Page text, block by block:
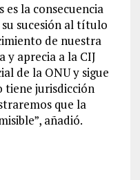
es la consecuencia
sucesión al título
de nuestra
y aprecia a la CIJ
de la ONU y sigue
tiene jurisdicción
que la
añadió.